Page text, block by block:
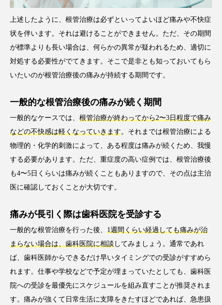
上述したように、根管治療は必ずといってよいほど痛みや不快症
状を伴います。それは避けることができません。ただ、その期間
が標準よりも長い場合は、何らかの異常が疑われるため、適切に
対処する必要性がでてきます。そこで是非とも知っておいてもら
いたいのが根管治療後の痛みが持続する期間です。
一般的な根管治療後の痛みが続く期間
一般的なケースでは、 根管治療が終わってから2〜3日程度で痛み
などの不快感は軽くなっていきます 。それまでは根管治療による
物理的・化学的刺激によって、ある程度は痛みが続くため、我慢
する必要があります。ただ、重症度の高い症例では、根管治療後
も4〜5日くらいは痛みが続くこともありますので、その点は主治
医に確認しておくことが大切です。
痛みが長引く際は歯科医院を受診する
一般的な根管治療を行った後、 1週間くらい経過しても痛みが治
まらない場合は、歯科医院に相談 してみましょう。通常であれ
ば、歯科医師からできるだけ早いタイミングでの受診がすすめら
れます。仕事や学校などで予定が埋まっていたとしても、歯科医
院への受診を最優先にスケジュールを組み直すことが推奨されま
す。痛みが強くて日常生活に支障をきたすほどであれば、急患扱